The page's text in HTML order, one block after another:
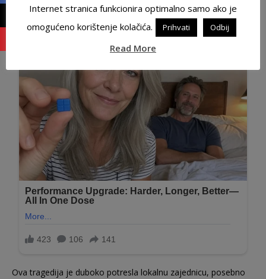
Ova tragedija je duboko potresla lokalnu zajednicu, posebno
Internet stranica funkcionira optimalno samo ako je
omogućeno korištenje kolačića.
Prihvati Odbij
Read More